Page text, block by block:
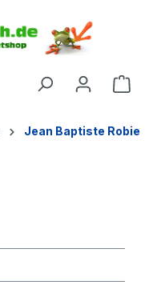
Jean Baptiste Robie